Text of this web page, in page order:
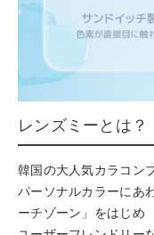
レンズミーとは？
韓国の大人気カラコン
パーソナルカラーにあ
ーチゾーン」をはじめ